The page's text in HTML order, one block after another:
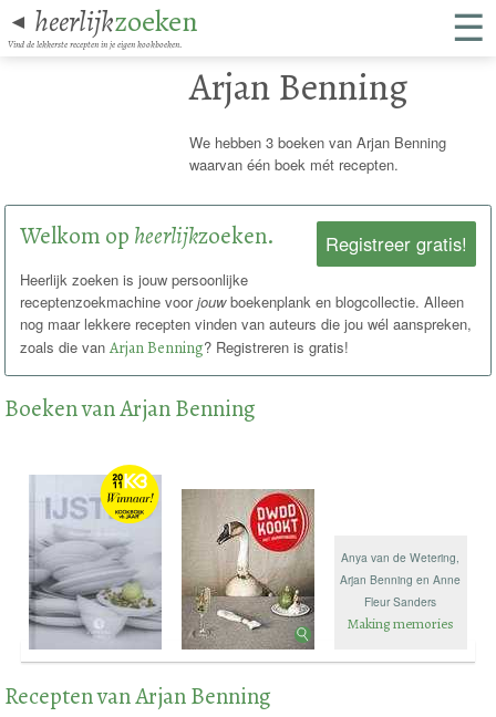
◄ heerlijkzoeken
Vind de lekkerste recepten in je eigen kookboeken. ☰
Arjan Benning
We hebben 3 boeken van Arjan Benning
waarvan één boek mét recepten.
Registreer gratis!
Welkom op heerlijkzoeken.
Heerlijk zoeken is jouw persoonlijke
receptenzoekmachine voorjouwboekenplank en blogcollectie. Alleen
nog maar lekkere recepten vinden van auteurs die jou wél aanspreken,
zoals die vanArjan Benning? Registreren is gratis!
Boeken van Arjan Benning
Anya van de Wetering,
Arjan Benning en Anne
Fleur Sanders
Making memories
Recepten van Arjan Benning